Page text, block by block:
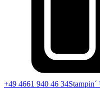
+49 4661 940 46 34